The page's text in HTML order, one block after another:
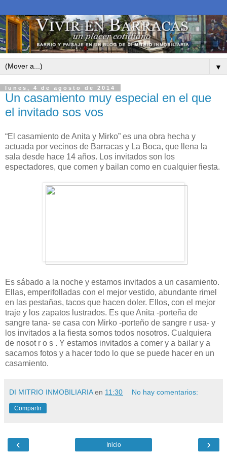
▼
lunes, 4 de agosto de 2014
Un casamiento muy especial en el que
el invitado sos vos
“El casamiento de Anita y Mirko” es una obra hecha y
actuada por vecinos de Barracas y La Boca, que llena la
sala desde hace 14 años. Los invitados son los
espectadores, que comen y bailan como en cualquier fiesta.
Es sábado a la noche y estamos invitados a un casamiento.
Ellas, emperifolladas con el mejor vestido, abundante rimel
en las pestañas, tacos que hacen doler. Ellos, con el mejor
traje y los zapatos lustrados. Es que Anita -porteña de
sangre tana- se casa con Mirko -porteño de sangre r usa- y
los invitados a la fiesta somos todos nosotros. Cualquiera
de nosot r o s . Y estamos invitados a comer y a bailar y a
sacarnos fotos y a hacer todo lo que se puede hacer en un
casamiento.
DI MITRIO INMOBILIARIA en 11:30 No hay comentarios:
Compartir
‹ ›
Inicio